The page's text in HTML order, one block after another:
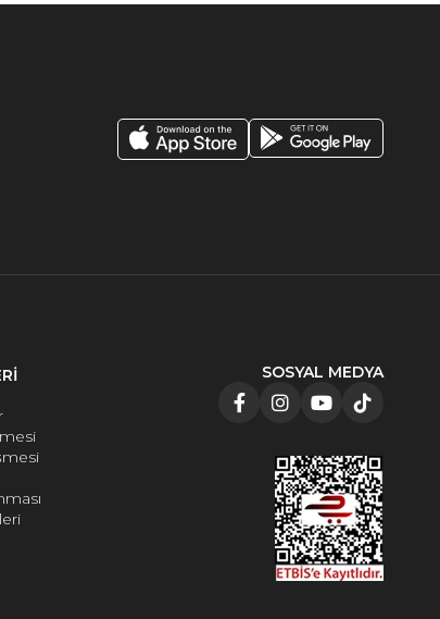
SOSYAL MEDYA